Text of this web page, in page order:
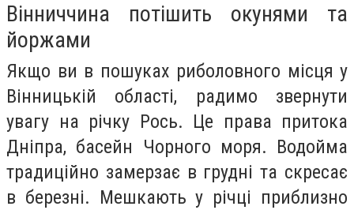
Вінниччина потішить окунями та
йоржами
Якщо ви в пошуках риболовного місця у
Вінницькій області, радимо звернути
увагу на річку Рось. Це права притока
Дніпра, басейн Чорного моря. Водойма
традиційно замерзає в грудні та скресає
в березні. Мешкають у річці приблизно